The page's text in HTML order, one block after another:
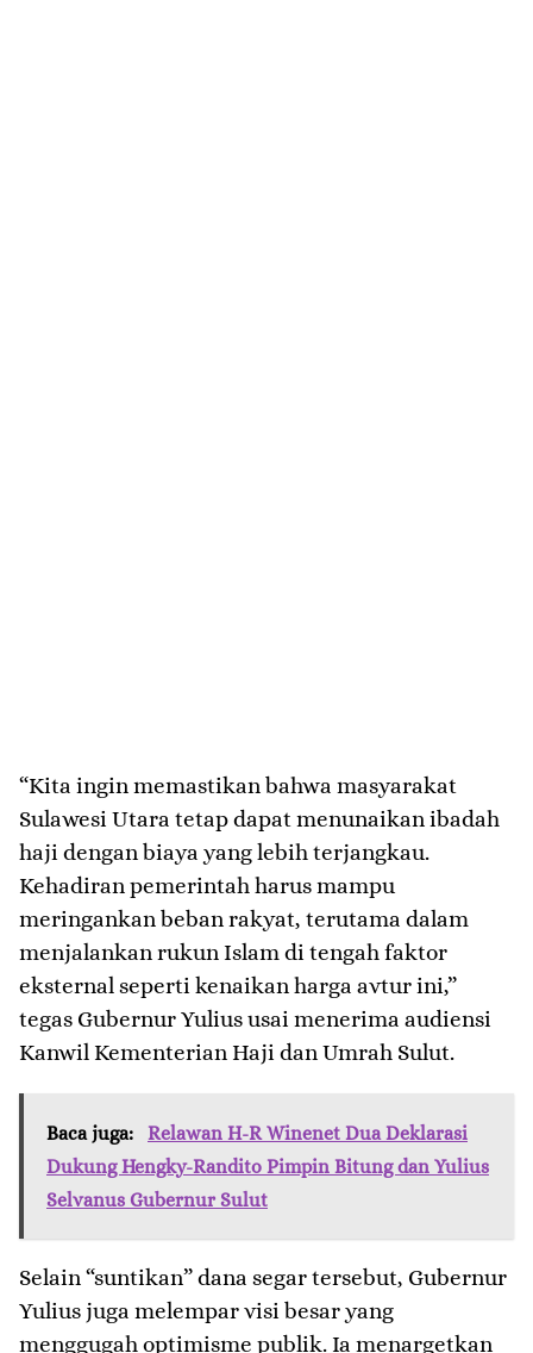
​“Kita ingin memastikan bahwa masyarakat
Sulawesi Utara tetap dapat menunaikan ibadah
haji dengan biaya yang lebih terjangkau.
Kehadiran pemerintah harus mampu
meringankan beban rakyat, terutama dalam
menjalankan rukun Islam di tengah faktor
eksternal seperti kenaikan harga avtur ini,”
tegas Gubernur Yulius usai menerima audiensi
Kanwil Kementerian Haji dan Umrah Sulut.
Baca juga:
Relawan H-R Winenet Dua Deklarasi
Dukung Hengky-Randito Pimpin Bitung dan Yulius
Selvanus Gubernur Sulut
​Selain “suntikan” dana segar tersebut, Gubernur
Yulius juga melempar visi besar yang
menggugah optimisme publik. Ia menargetkan